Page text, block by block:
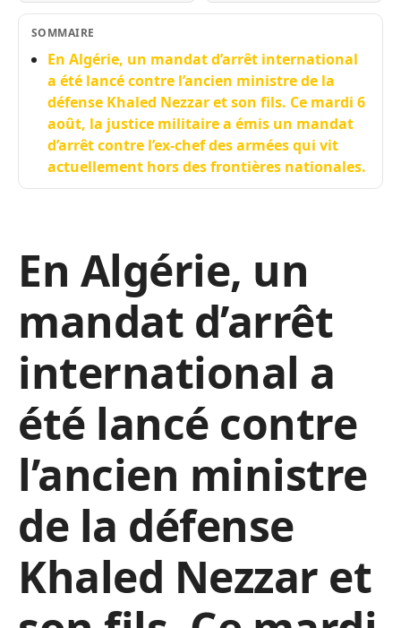
SOMMAIRE
En Algérie, un mandat d’arrêt international
a été lancé contre l’ancien ministre de la
défense Khaled Nezzar et son fils. Ce mardi 6
août, la justice militaire a émis un mandat
d’arrêt contre l’ex-chef des armées qui vit
actuellement hors des frontières nationales.
En Algérie, un
mandat d’arrêt
international a
été lancé contre
l’ancien ministre
de la défense
Khaled Nezzar et